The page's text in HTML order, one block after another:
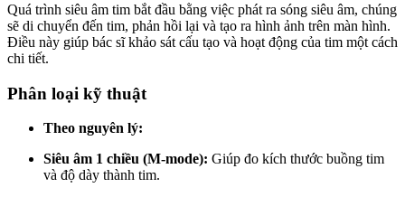
Quá trình siêu âm tim bắt đầu bằng việc phát ra sóng siêu âm, chúng
sẽ di chuyển đến tim, phản hồi lại và tạo ra hình ảnh trên màn hình.
Điều này giúp bác sĩ khảo sát cấu tạo và hoạt động của tim một cách
chi tiết.
Phân loại kỹ thuật
Theo nguyên lý:
Siêu âm 1 chiều (M-mode): Giúp đo kích thước buồng tim
và độ dày thành tim.